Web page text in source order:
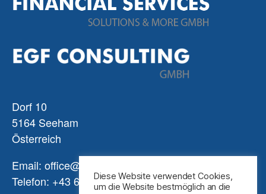
Dorf 10
5164 Seeham
Österreich
Email: office@finserv.at
Telefon: +43 6217 50027Diese Website verwendet Cookies,
um die Website bestmöglich an die